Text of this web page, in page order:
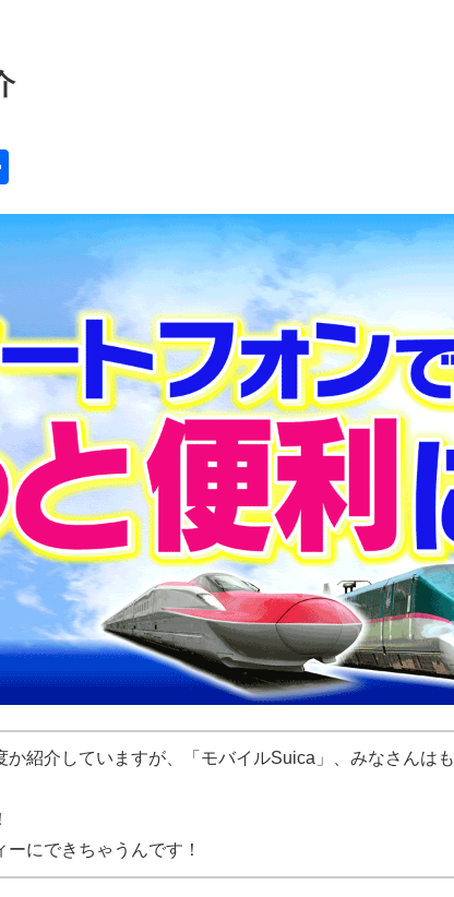
か紹介していますが、「モバイルSuica」、みなさんはも
にできちゃうんです！